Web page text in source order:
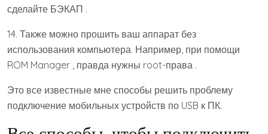
сделайте БЭКАП .
14. Также можно прошить ваш аппарат без
использования компьютера. Например, при помощи
ROM Manager , правда нужны root-права .
Это все известные мне способы решить проблему
подключение мобильных устройств по USB к ПК.